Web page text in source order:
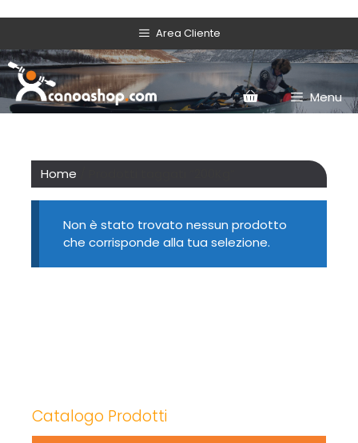
Area Cliente
Menu
Home
Non è stato trovato nessun prodotto
che corrisponde alla tua selezione.
Catalogo Prodotti